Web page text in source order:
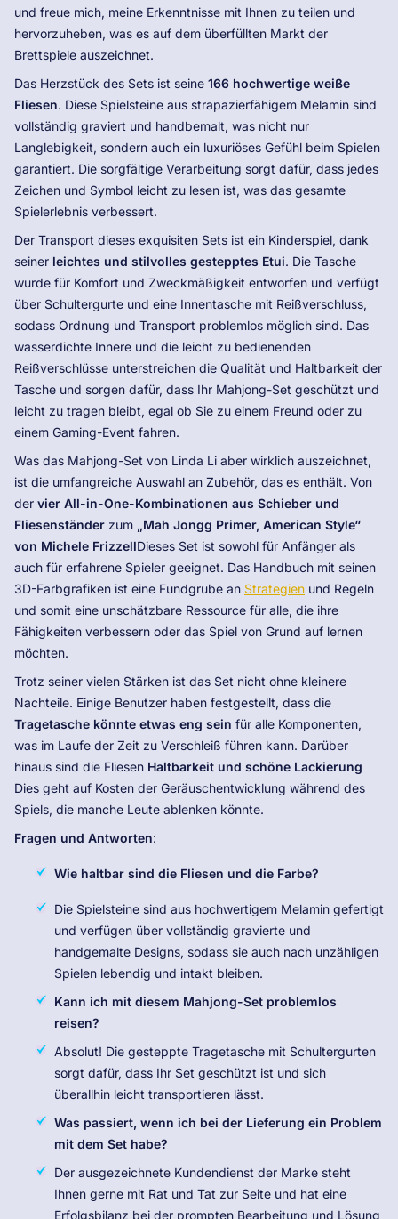
und freue mich, meine Erkenntnisse mit Ihnen zu teilen und
hervorzuheben, was es auf dem überfüllten Markt der
Brettspiele auszeichnet.
Das Herzstück des Sets ist seine 166 hochwertige weiße
Fliesen. Diese Spielsteine ​​aus strapazierfähigem Melamin sind
vollständig graviert und handbemalt, was nicht nur
Langlebigkeit, sondern auch ein luxuriöses Gefühl beim Spielen
garantiert. Die sorgfältige Verarbeitung sorgt dafür, dass jedes
Zeichen und Symbol leicht zu lesen ist, was das gesamte
Spielerlebnis verbessert.
Der Transport dieses exquisiten Sets ist ein Kinderspiel, dank
seiner leichtes und stilvolles gestepptes Etui. Die Tasche
wurde für Komfort und Zweckmäßigkeit entworfen und verfügt
über Schultergurte und eine Innentasche mit Reißverschluss,
sodass Ordnung und Transport problemlos möglich sind. Das
wasserdichte Innere und die leicht zu bedienenden
Reißverschlüsse unterstreichen die Qualität und Haltbarkeit der
Tasche und sorgen dafür, dass Ihr Mahjong-Set geschützt und
leicht zu tragen bleibt, egal ob Sie zu einem Freund oder zu
einem Gaming-Event fahren.
Was das Mahjong-Set von Linda Li aber wirklich auszeichnet,
ist die umfangreiche Auswahl an Zubehör, das es enthält. Von
der vier All-in-One-Kombinationen aus Schieber und
Fliesenständer zum „Mah Jongg Primer, American Style“
von Michele FrizzellDieses Set ist sowohl für Anfänger als
auch für erfahrene Spieler geeignet. Das Handbuch mit seinen
3D-Farbgrafiken ist eine Fundgrube an Strategien und Regeln
und somit eine unschätzbare Ressource für alle, die ihre
Fähigkeiten verbessern oder das Spiel von Grund auf lernen
möchten.
Trotz seiner vielen Stärken ist das Set nicht ohne kleinere
Nachteile. Einige Benutzer haben festgestellt, dass die
Tragetasche könnte etwas eng sein für alle Komponenten,
was im Laufe der Zeit zu Verschleiß führen kann. Darüber
hinaus sind die Fliesen Haltbarkeit und schöne Lackierung
Dies geht auf Kosten der Geräuschentwicklung während des
Spiels, die manche Leute ablenken könnte.
Fragen und Antworten:
Wie haltbar sind die Fliesen und die Farbe?
Die Spielsteine ​​sind aus hochwertigem Melamin gefertigt
und verfügen über vollständig gravierte und
handgemalte Designs, sodass sie auch nach unzähligen
Spielen lebendig und intakt bleiben.
Kann ich mit diesem Mahjong-Set problemlos
reisen?
Absolut! Die gesteppte Tragetasche mit Schultergurten
sorgt dafür, dass Ihr Set geschützt ist und sich
überallhin leicht transportieren lässt.
Was passiert, wenn ich bei der Lieferung ein Problem
mit dem Set habe?
Der ausgezeichnete Kundendienst der Marke steht
Ihnen gerne mit Rat und Tat zur Seite und hat eine
Erfolgsbilanz bei der prompten Bearbeitung und Lösung